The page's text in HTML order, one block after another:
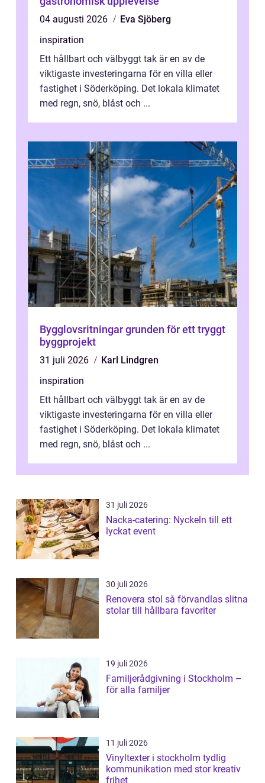
04 augusti 2026
Eva Sjöberg
inspiration
Ett hållbart och välbyggt tak är en av de
viktigaste investeringarna för en villa eller
fastighet i Söderköping. Det lokala klimatet
med regn, snö, blåst och ...
Bygglovsritningar grunden för ett tryggt
byggprojekt
31 juli 2026
Karl Lindgren
inspiration
Ett hållbart och välbyggt tak är en av de
viktigaste investeringarna för en villa eller
fastighet i Söderköping. Det lokala klimatet
med regn, snö, blåst och ...
31 juli 2026
Nacka-catering: Nyckeln till ett
lyckat event
30 juli 2026
Renovera stol så förvandlas slitna
stolar till hållbara favoriter
19 juli 2026
Familjerådgivning i Stockholm –
för alla familjer
11 juli 2026
Vinyltexter i stockholm tydlig
kommunikation med stor kreativ
frihet